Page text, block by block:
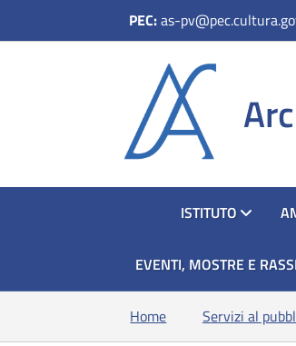
PEC:as-
HOMEISTITUTO
EVENTI, MOSTRE E
Home Servizi al